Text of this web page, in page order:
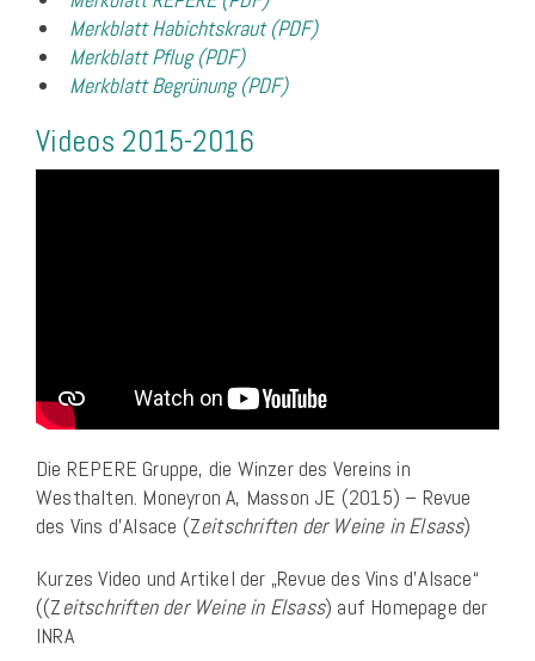
Merkblatt Habichtskraut (PDF)
Merkblatt Pflug (PDF)
Merkblatt Begrünung (PDF)
Videos 2015-2016
Die REPERE Gruppe, die Winzer des Vereins in
Westhalten. Moneyron A, Masson JE (2015) – Revue
des Vins d’Alsace (Zeitschriften der Weine in Elsass)
Kurzes Video und Artikel der „Revue des Vins d’Alsace“
((Zeitschriften der Weine in Elsass) auf Homepage der
INRA